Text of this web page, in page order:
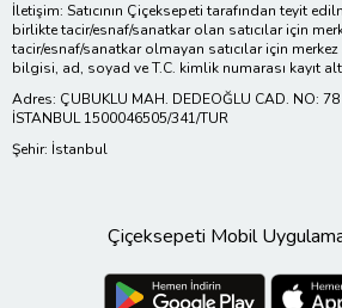
İletişim: Satıcının Çiçeksepeti tarafından teyit
birlikte tacir/esnaf/sanatkar olan satıcılar için
tacir/esnaf/sanatkar olmayan satıcılar için
bilgisi, ad, soyad ve T.C. kimlik numarası kayıt
Adres: ÇUBUKLU MAH. DEDEOĞLU CAD. NO: 78
İSTANBUL 1500046505/341/TUR
Şehir: İstanbul
Çiçeksepeti Mobil